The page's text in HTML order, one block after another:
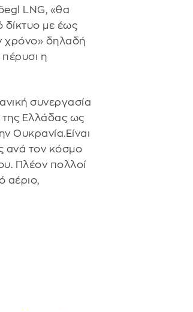
LNG, «θα
δίκτυο με έως
χρόνο» δηλαδή
η
συνεργασία
της Ελλάδας ως
Ουκρανία.Eίναι
ανά τον κόσμο
Πλέον πολλοί
αέριο,